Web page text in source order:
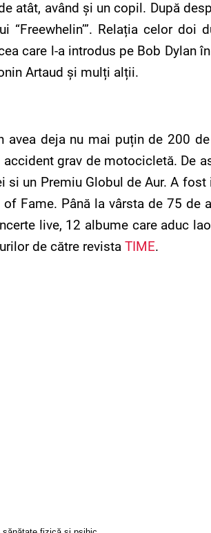
atât, având și un copil. După
“Freewhelin’”. Relația celor doi
care l-a introdus pe Bob Dylan
Artaud și mulți alții.
avea deja nu mai puțin de 200
grav de motocicletă. De
si un Premiu Globul de Aur. A
Fame. Până la vârsta de 75 de
live, 12 albume care aduc
de către revista TIME.